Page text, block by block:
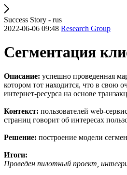
Success Story - rus
2022-06-06 09:48 Research Group
Сегментация
Описание: успешно проведенная
котором тот находится, что в свою
интернет-ресурса на основе
Контекст: пользователей web-
страниц говорит об интересах
Решение: построение модели
Итоги:
Проведен пилотный проект,